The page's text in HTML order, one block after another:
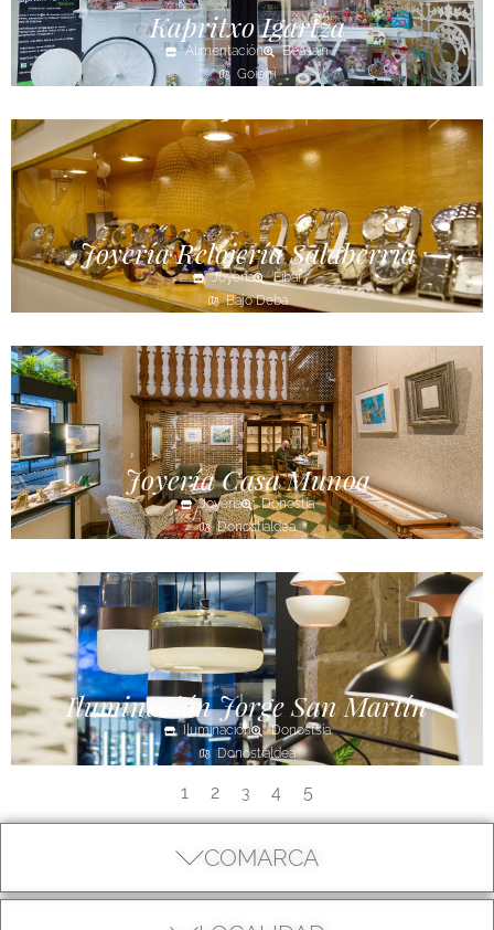
COMARCA
Kapritxo Igartza
Alimentación
Beasain
Goierri
Joyería Relojería Salaberria
Joyería
Eibar
Bajo Deba
Joyería Casa Munoa
Joyería
Donostia
Donostialdea
Iluminación Jorge San Martín
Iluminación
Donostsia
Donostialdea
1 2 3 4 5